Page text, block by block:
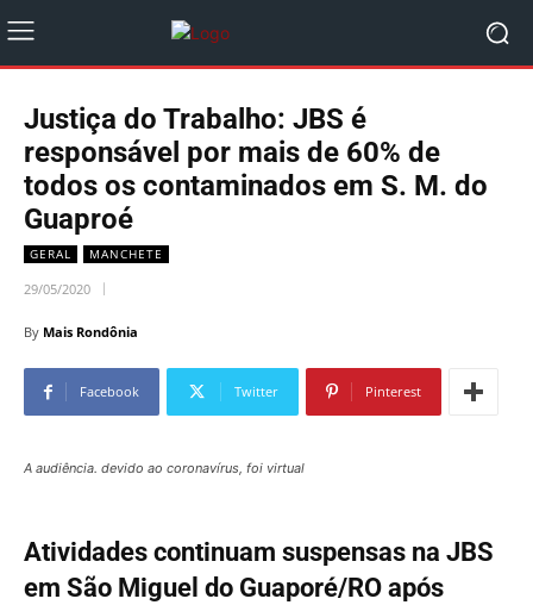
Justiça do Trabalho: JBS é
responsável por mais de 60% de
todos os contaminados em S. M. do
Guaproé
GERAL MANCHETE
29/05/2020
By Mais Rondônia
Facebook Twitter Pinterest
A audiência. devido ao coronavírus, foi virtual
Atividades continuam suspensas na JBS
em São Miguel do Guaporé/RO após